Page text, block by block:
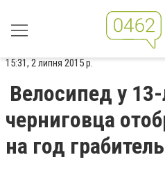
15:31, 2 липня 2015 р.
Велосипед у
черниговца
на год грабитель